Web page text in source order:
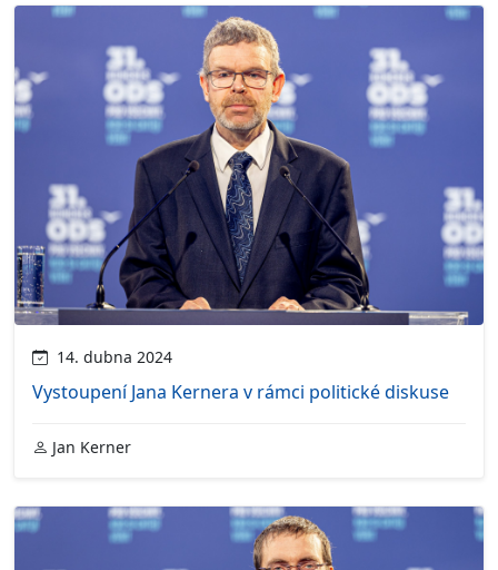
14. dubna 2024
Vystoupení Jana Kernera v rámci politické diskuse
Jan Kerner